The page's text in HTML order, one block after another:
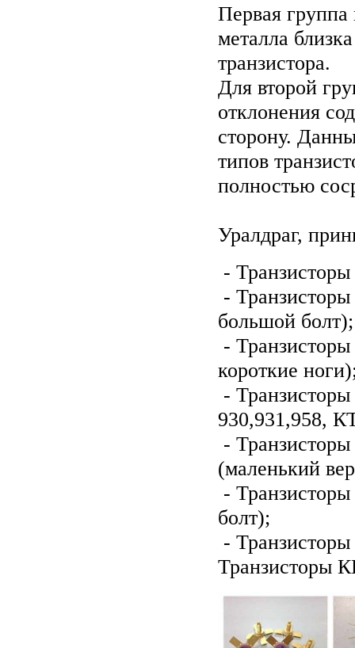
Первая группа
металла
транзистора.
Для второй
отклонения
сторону.
типов
полностью
Уралдраг,
-
-
большой болт);
-
короткие
-
930,931,958,
-
(маленький
-
болт);
-
Транзисторы